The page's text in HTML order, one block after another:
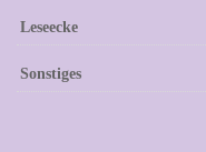
Leseecke
Sonstiges